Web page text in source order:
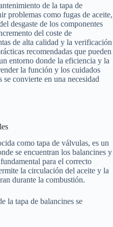
de la tapa de
problemas como fugas de aceite,
desgaste de los componentes
del coste de
de alta calidad y la verificación
recomendadas que pueden
entorno donde la eficiencia y la
la función y los cuidados
se convierte en una necesidad
como tapa de válvulas, es un
se encuentran los balancines y
para el correcto
la circulación del aceite y la
durante la combustión.
la tapa de balancines se